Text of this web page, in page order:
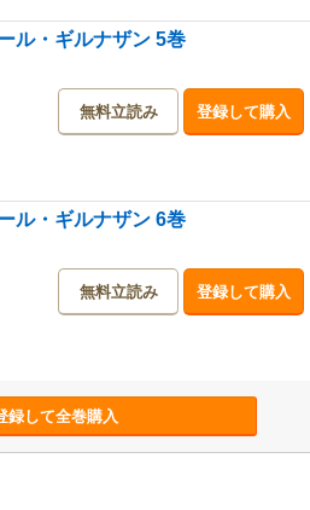
ル・ギルナザン 5巻
無料立読み 登録して購入
ル・ギルナザン 6巻
無料立読み 登録して購入
録して全巻購入